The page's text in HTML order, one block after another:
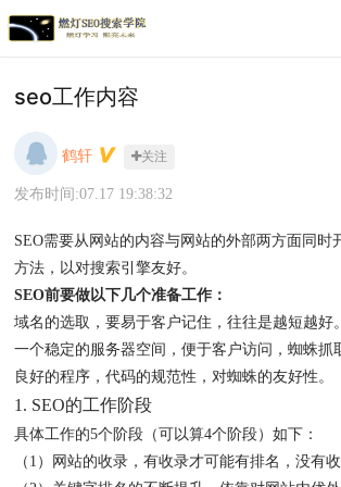
seo工作内容
鹤轩 关注
发布时间:07.17 19:38:32
SEO需要从网站的内容与网站的外部两方面同时
方法，以对搜索引擎友好。
SEO前要做以下几个准备工作：
域名的选取，要易于客户记住，往往是越短越好。
一个稳定的服务器空间，便于客户访问，蜘蛛抓
良好的程序，代码的规范性，对蜘蛛的友好性。
1. SEO的工作阶段
具体工作的5个阶段（可以算4个阶段）如下：
（1）网站的收录，有收录才可能有排名，没有